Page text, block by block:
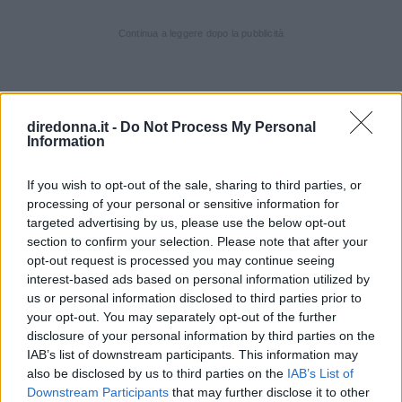
diredonna.it - Do Not Process My Personal
Information
If you wish to opt-out of the sale, sharing to third parties, or
processing of your personal or sensitive information for
targeted advertising by us, please use the below opt-out
section to confirm your selection. Please note that after your
opt-out request is processed you may continue seeing
interest-based ads based on personal information utilized by
us or personal information disclosed to third parties prior to
your opt-out. You may separately opt-out of the further
disclosure of your personal information by third parties on the
IAB’s list of downstream participants. This information may
also be disclosed by us to third parties on the IAB’s List of
Downstream Participants that may further disclose it to other
INGREDIENTI
800 g. di polpa di manzo (codone)
1 cipolla
2 carote
2 gambi di sedano
1 bottiglia di vino rosso robusto
sale – pepe – noce moscata
alloro – chiodi di garofano – burro
VINI CONSIGLIATI
COLLI DEL TRASIMENO MERLOT RISERVA